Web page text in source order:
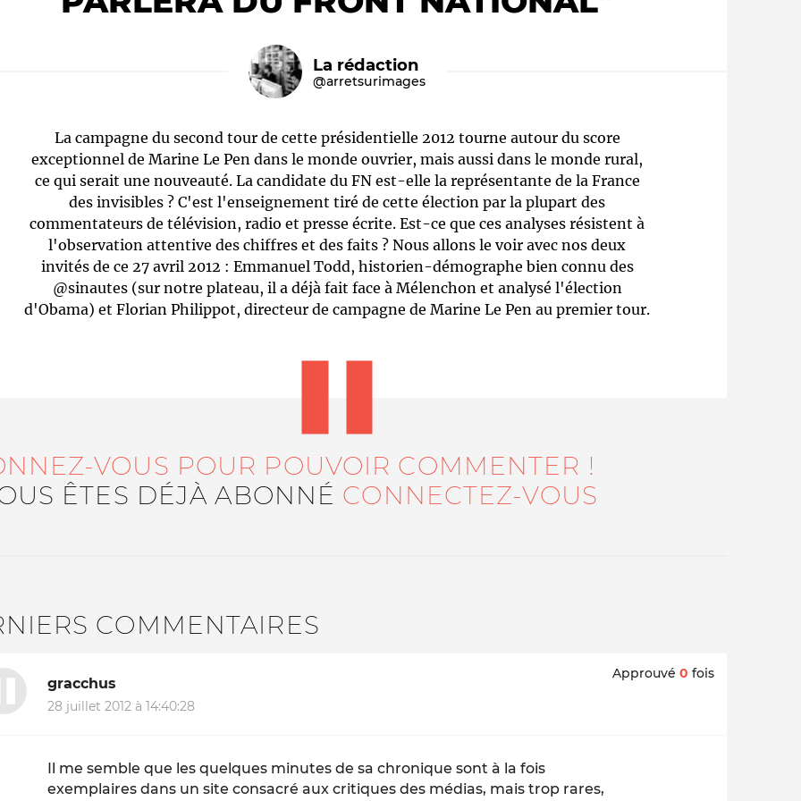
Le médiateur L'équipe Qui sommes-nous ?
La rédaction
@arretsurimages
La campagne du second tour de cette présidentielle 2012 tourne autour du score
exceptionnel de Marine Le Pen dans le monde ouvrier, mais aussi dans le monde rural,
ce qui serait une nouveauté. La candidate du FN est-elle la représentante de la France
des invisibles ? C'est l'enseignement tiré de cette élection par la plupart des
commentateurs de télévision, radio et presse écrite. Est-ce que ces analyses résistent à
l'observation attentive des chiffres et des faits ? Nous allons le voir avec nos deux
invités de ce 27 avril 2012 : Emmanuel Todd, historien-démographe bien connu des
@sinautes (sur notre plateau, il a déjà fait face à Mélenchon et analysé l'élection
d'Obama) et Florian Philippot, directeur de campagne de Marine Le Pen au premier tour.
VOUS POUR POUVOIR COMMENTER !
ÊTES DÉJÀ ABONNÉ CONNECTEZ-VOUS
COMMENTAIRES
gracchus
28 juillet 2012 à 14:40:28
Approuvé 0 fois
Il me semble que les quelques minutes de sa chronique sont à la fois
exemplaires dans un site consacré aux critiques des médias, mais trop rares,